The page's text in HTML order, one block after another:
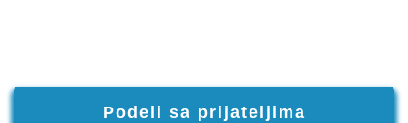
Podeli sa prijateljima